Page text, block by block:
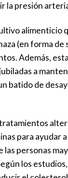
la presión
alimenticio
(en forma
Además,
a
batido de
para ayudar
personas
los